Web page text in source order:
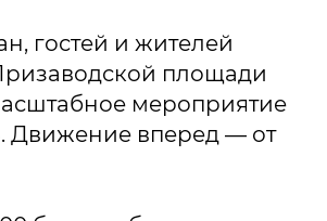
гостей и жителей
площади
мероприятие
Движение вперед — от